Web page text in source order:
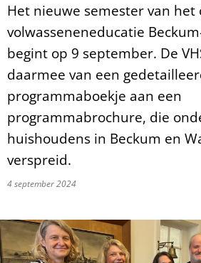
Het nieuwe semester van
volwasseneneducatie
begint op 9 september. De
daarmee van een
programmaboekje aan een
programmabrochure, die
huishoudens in Beckum en
verspreid.
4 september 2024